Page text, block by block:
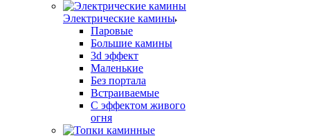
Электрические камины
Паровые
Большие камины
3d эффект
Маленькие
Без портала
Встраиваемые
С эффектом живого
огня